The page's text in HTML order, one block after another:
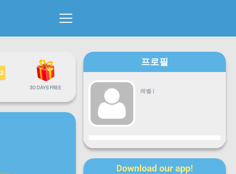
30 DAYS FREE
프로필
레벨 |
진행